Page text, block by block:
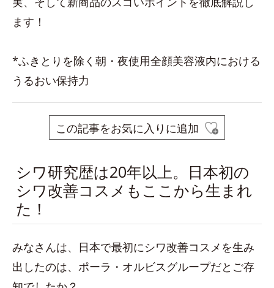
ます！
*ふきとりを除く朝・夜使用全顔美容液内における
うるおい保持力
この記事をお気に入りに追加
シワ研究歴は20年以上。日本初の
シワ改善コスメもここから生まれ
た！
みなさんは、日本で最初にシワ改善コスメを生み
出したのは、ポーラ・オルビスグループだとご存